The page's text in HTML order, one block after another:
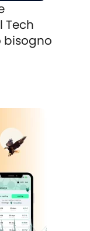
Tech
bisogno